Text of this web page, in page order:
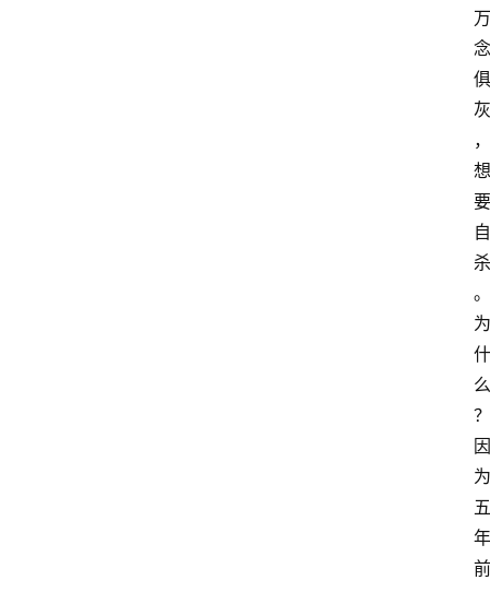
万
念
俱
灰
，
想
要
自
杀
。
为
什
么
？
因
为
五
年
前